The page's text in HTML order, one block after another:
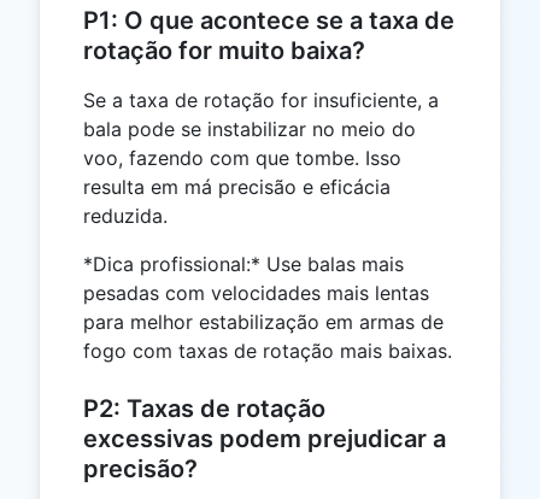
P1: O que acontece se a taxa de
rotação for muito baixa?
Se a taxa de rotação for insuficiente, a
bala pode se instabilizar no meio do
voo, fazendo com que tombe. Isso
resulta em má precisão e eficácia
reduzida.
*Dica profissional:* Use balas mais
pesadas com velocidades mais lentas
para melhor estabilização em armas de
fogo com taxas de rotação mais baixas.
P2: Taxas de rotação
excessivas podem prejudicar a
precisão?